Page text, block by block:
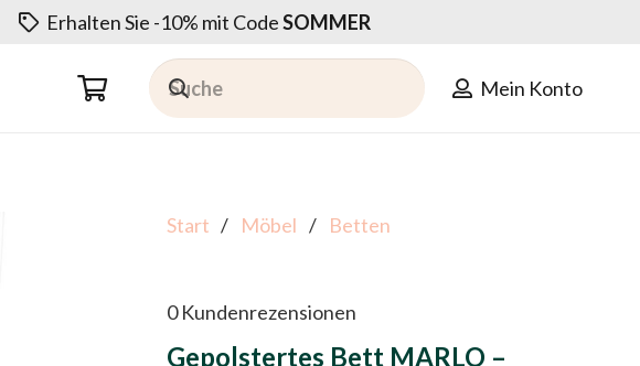
Erhalten Sie -10% mit CodeSOMMER
Mein Konto
Start / Möbel / Betten
0Kundenrezensionen
Gepolstertes Bett MARLO –